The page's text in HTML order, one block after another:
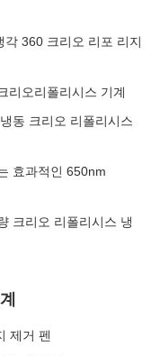
360 크리오 리포 리지
리오리폴리시스 기계
동 크리오 리폴리시스
효과적인 650nm
크리오 리폴리시스 냉
제거 펜